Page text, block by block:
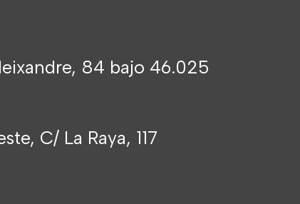
84 bajo 46.025
C/ La Raya, 117